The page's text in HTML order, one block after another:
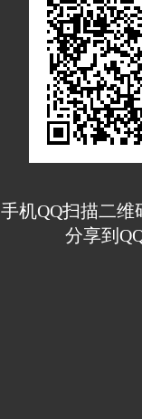
手机QQ扫描二维
分享到